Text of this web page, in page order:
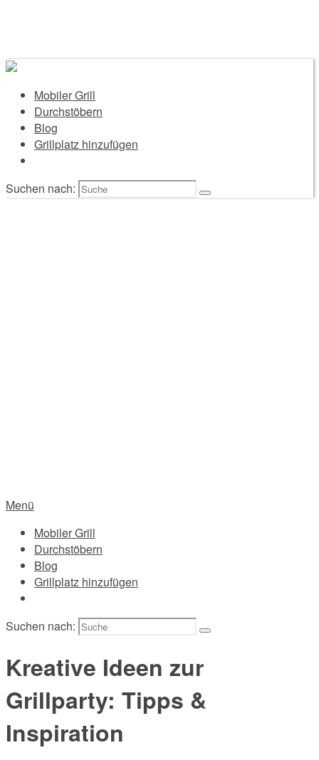
Mobiler Grill
Durchstöbern
Blog
Grillplatz hinzufügen
Suchen nach:
Menü
Mobiler Grill
Durchstöbern
Blog
Grillplatz hinzufügen
Suchen nach:
Kreative Ideen zur
Grillparty: Tipps &
Inspiration